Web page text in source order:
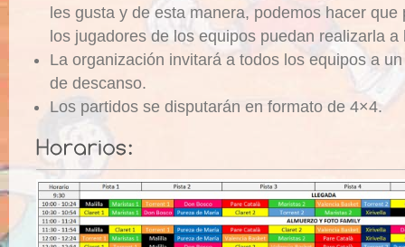
les gusta y de esta manera, podemos hacer
los jugadores de los equipos puedan realizarla
La organización invitará a todos los equipos a
de descanso.
Los partidos se disputarán en formato de 4×4.